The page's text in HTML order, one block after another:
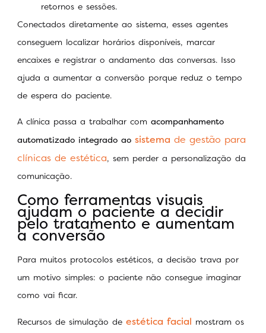
retornos e sessões.
Conectados diretamente ao sistema, esses agentes
conseguem localizar horários disponíveis, marcar
encaixes e registrar o andamento das conversas. Isso
ajuda a aumentar a conversão porque reduz o tempo
de espera do paciente.
A clínica passa a trabalhar com acompanhamento
automatizado integrado ao sistema de gestão para
clínicas de estética, sem perder a personalização da
comunicação.
Como ferramentas visuais
ajudam o paciente a decidir
pelo tratamento e aumentam
a conversão
Para muitos protocolos estéticos, a decisão trava por
um motivo simples: o paciente não consegue imaginar
como vai ficar.
Recursos de simulação de estética facial mostram os